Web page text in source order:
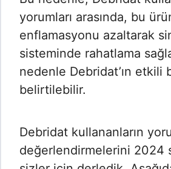
yorumları arasında, bu
enflamasyonu azaltarak
sisteminde rahatlama
nedenle Debridat’ın etkili
belirtilebilir.
Debridat kullananların
değerlendirmelerini 2024